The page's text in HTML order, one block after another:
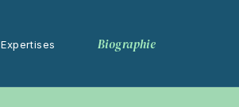
Expertises Biographie